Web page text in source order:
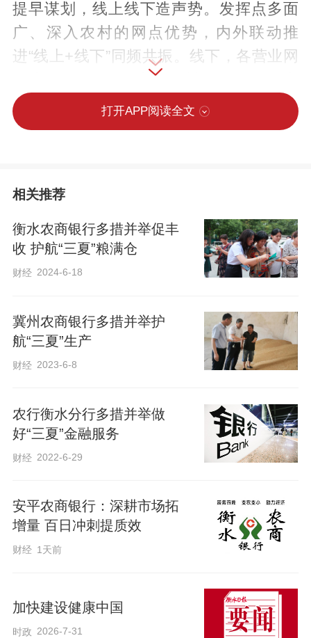
提早谋划，线上线下造声势。发挥点多面
广、深入农村的网点优势，内外联动推
进“线上+线下”同频共振。线下，各营业网
点统一布放“三夏”宣传资料2000余份，利
用LED显示屏、电视滚动播放支农惠农金
融政策，覆盖5000余人次，营造浓厚宣传
宣传视频，累计浏览量超10000次，加大产
品推广力度。一系列举措有效夯实了群众
基础，形成了政策“人人知”、流程“人人
会”、产品“人人熟”的良好局面，确保“三
农户。
精准对接，信贷资金润田间。针对“三夏”期
基共建整村授信”工程，对农民群体进行深
度摸底调查，及时掌握生产经营状况和资
金缺口，建立信息台账，制定专项信贷计
割前，安平县东黄城乡的靳先生因种植小
麦需提前购买种子、化肥以及支付农机租
赁费用，出现5万元的流动资金缺口。安平
员上门对接，实地查看麦田长势、了解资
金需求，现场指导其通过手机银行申请贷
打开APP阅读全文
相关推荐
衡水农商银行多措并举促丰
收 护航“三夏”粮满仓
财经 2024-6-18
冀州农商银行多措并举护
航“三夏”生产
财经 2023-6-8
农行衡水分行多措并举做
好“三夏”金融服务
财经 2022-6-29
安平农商银行：深耕市场拓
增量 百日冲刺提质效
财经 1天前
加快建设健康中国
时政 2026-7-31